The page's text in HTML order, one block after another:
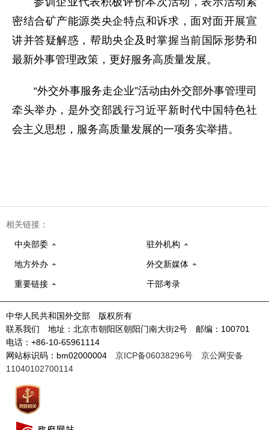
密结合矿产能源类央企特点和诉求，面对面开展宣
讲并答疑解惑，帮助央企及时掌握当前国际形势和
最新外事管理政策，更好服务高质量发展。
“外交外事服务走企业”活动由外交部外事管理司
牵头举办，是外交部践行习近平新时代中国特色社
会主义思想，服务高质量发展的一项务实举措。
相关链接：
中央部委 驻外机构
地方外办 外交新媒体
重要链接 干部考录
中华人民共和国外交部 版权所有
联系我们 地址：北京市朝阳区朝阳门南大街2号 邮编：100701
电话：+86-10-65961114
网站标识码：bm02000004 京ICP备06038296号
京公网安备
11040102700114